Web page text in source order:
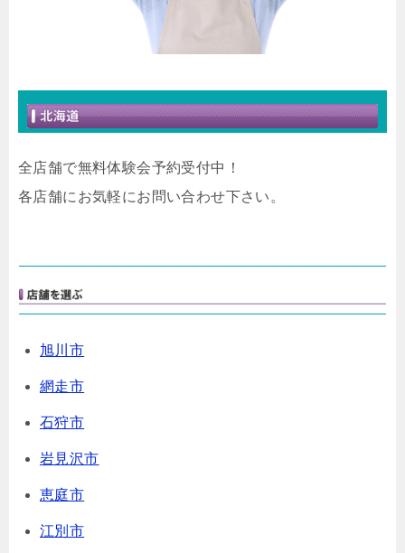
全店舗で無料体験会予約受付中！
各店舗にお気軽にお問い合わせ下さい。
旭川市
網走市
石狩市
岩見沢市
恵庭市
江別市